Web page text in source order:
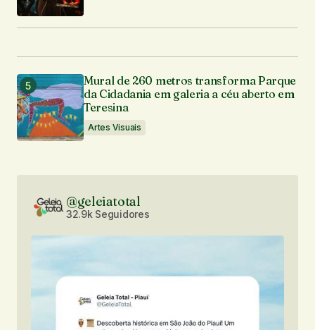
Mural de 260 metros transforma Parque
da Cidadania em galeria a céu aberto em
Teresina
Artes Visuais
@geleiatotal
32.9k Seguidores